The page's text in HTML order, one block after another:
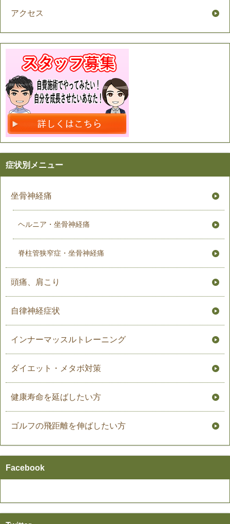
アクセス
症状別メニュー
坐骨神経痛
ヘルニア・坐骨神経痛
脊柱管狭窄症・坐骨神経痛
頭痛、肩こり
自律神経症状
インナーマッスルトレーニング
ダイエット・メタボ対策
健康寿命を延ばしたい方
ゴルフの飛距離を伸ばしたい方
Facebook